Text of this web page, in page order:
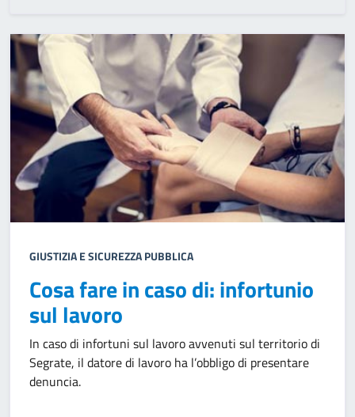
GIUSTIZIA E SICUREZZA PUBBLICA
Cosa fare in caso di: infortunio
sul lavoro
In caso di infortuni sul lavoro avvenuti sul territorio di
Segrate, il datore di lavoro ha l’obbligo di presentare
denuncia.